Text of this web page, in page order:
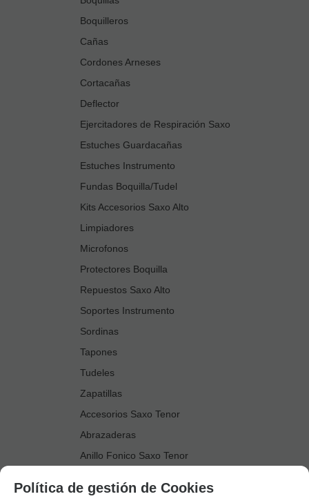
Boquilleros
Cañas
Cordones Arneses
Cortacañas
Deflector
Ejercitadores de Respiración Saxo
Estuches Guardacañas
Estuches Instrumento
Fundas Boquilla/Tudel
Kits Accesorios Saxo Alto
Limpiadores
Microfonos
Protectores Boquilla
Repuestos Saxo Alto
Soportes Instrumento
Sordinas
Tapones
Tudeles
Zapatillas
Accesorios Saxo Tenor
Abrazaderas
Anillo Fonico Saxo Tenor
Boquillas
Política de gestión de Cookies